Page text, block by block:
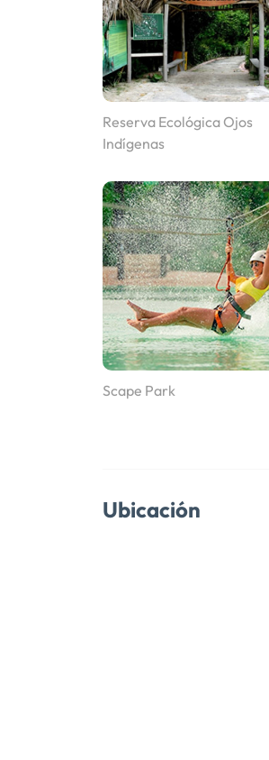
Reserva Ecológica Ojos
Indígenas
Scape Park
Ubicación